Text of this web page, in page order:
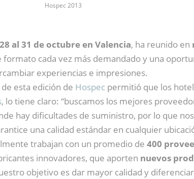
Hospec 2013
al 31 de octubre en Valencia, ha reunido en
cada vez más demandado y una
experiencias e impresiones.
esta edición de Hospec permitió que los
, lo tiene claro: “buscamos los mejores
hay dificultades de suministro, por lo que
una calidad estándar en cualquier
trabajan con un promedio de 400
innovadores, que aporten nuevos
objetivo es dar mayor calidad y